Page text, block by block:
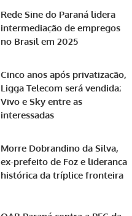
Rede Sine do Paraná lidera
intermediação de empregos
no Brasil em 2025
Cinco anos após privatização,
Ligga Telecom será vendida;
Vivo e Sky entre as
interessadas
Morre Dobrandino da Silva,
ex-prefeito de Foz e liderança
histórica da tríplice fronteira